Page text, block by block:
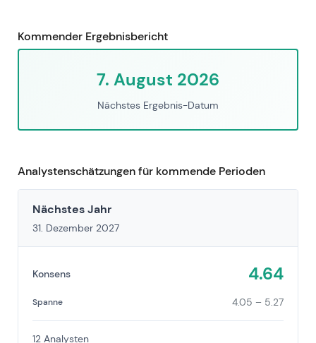
Kommender Ergebnisbericht
7. August 2026
Nächstes Ergebnis-Datum
Analystenschätzungen für kommende Perioden
Nächstes Jahr
31. Dezember 2027
Konsens 4.64
Spanne 4.05 – 5.27
12 Analysten